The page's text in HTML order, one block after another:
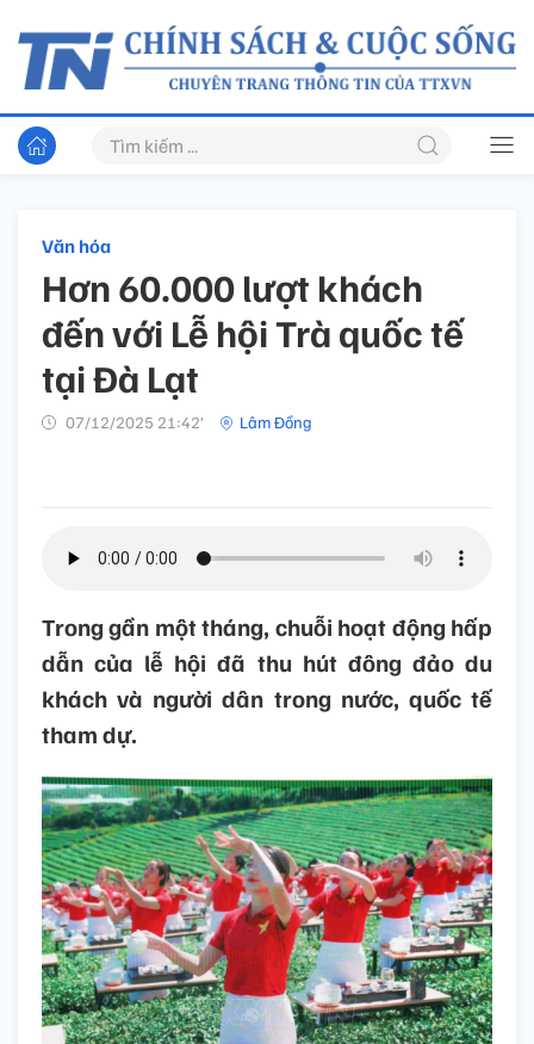
Văn hóa
Hơn 60.000 lượt khách
đến với Lễ hội Trà quốc tế
tại Đà Lạt
07/12/2025 21:42’ Lâm Đồng
Trong gần một tháng, chuỗi hoạt động hấp
dẫn của lễ hội đã thu hút đông đảo du
khách và người dân trong nước, quốc tế
tham dự.